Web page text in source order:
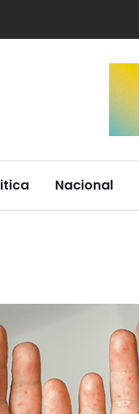
Nacional